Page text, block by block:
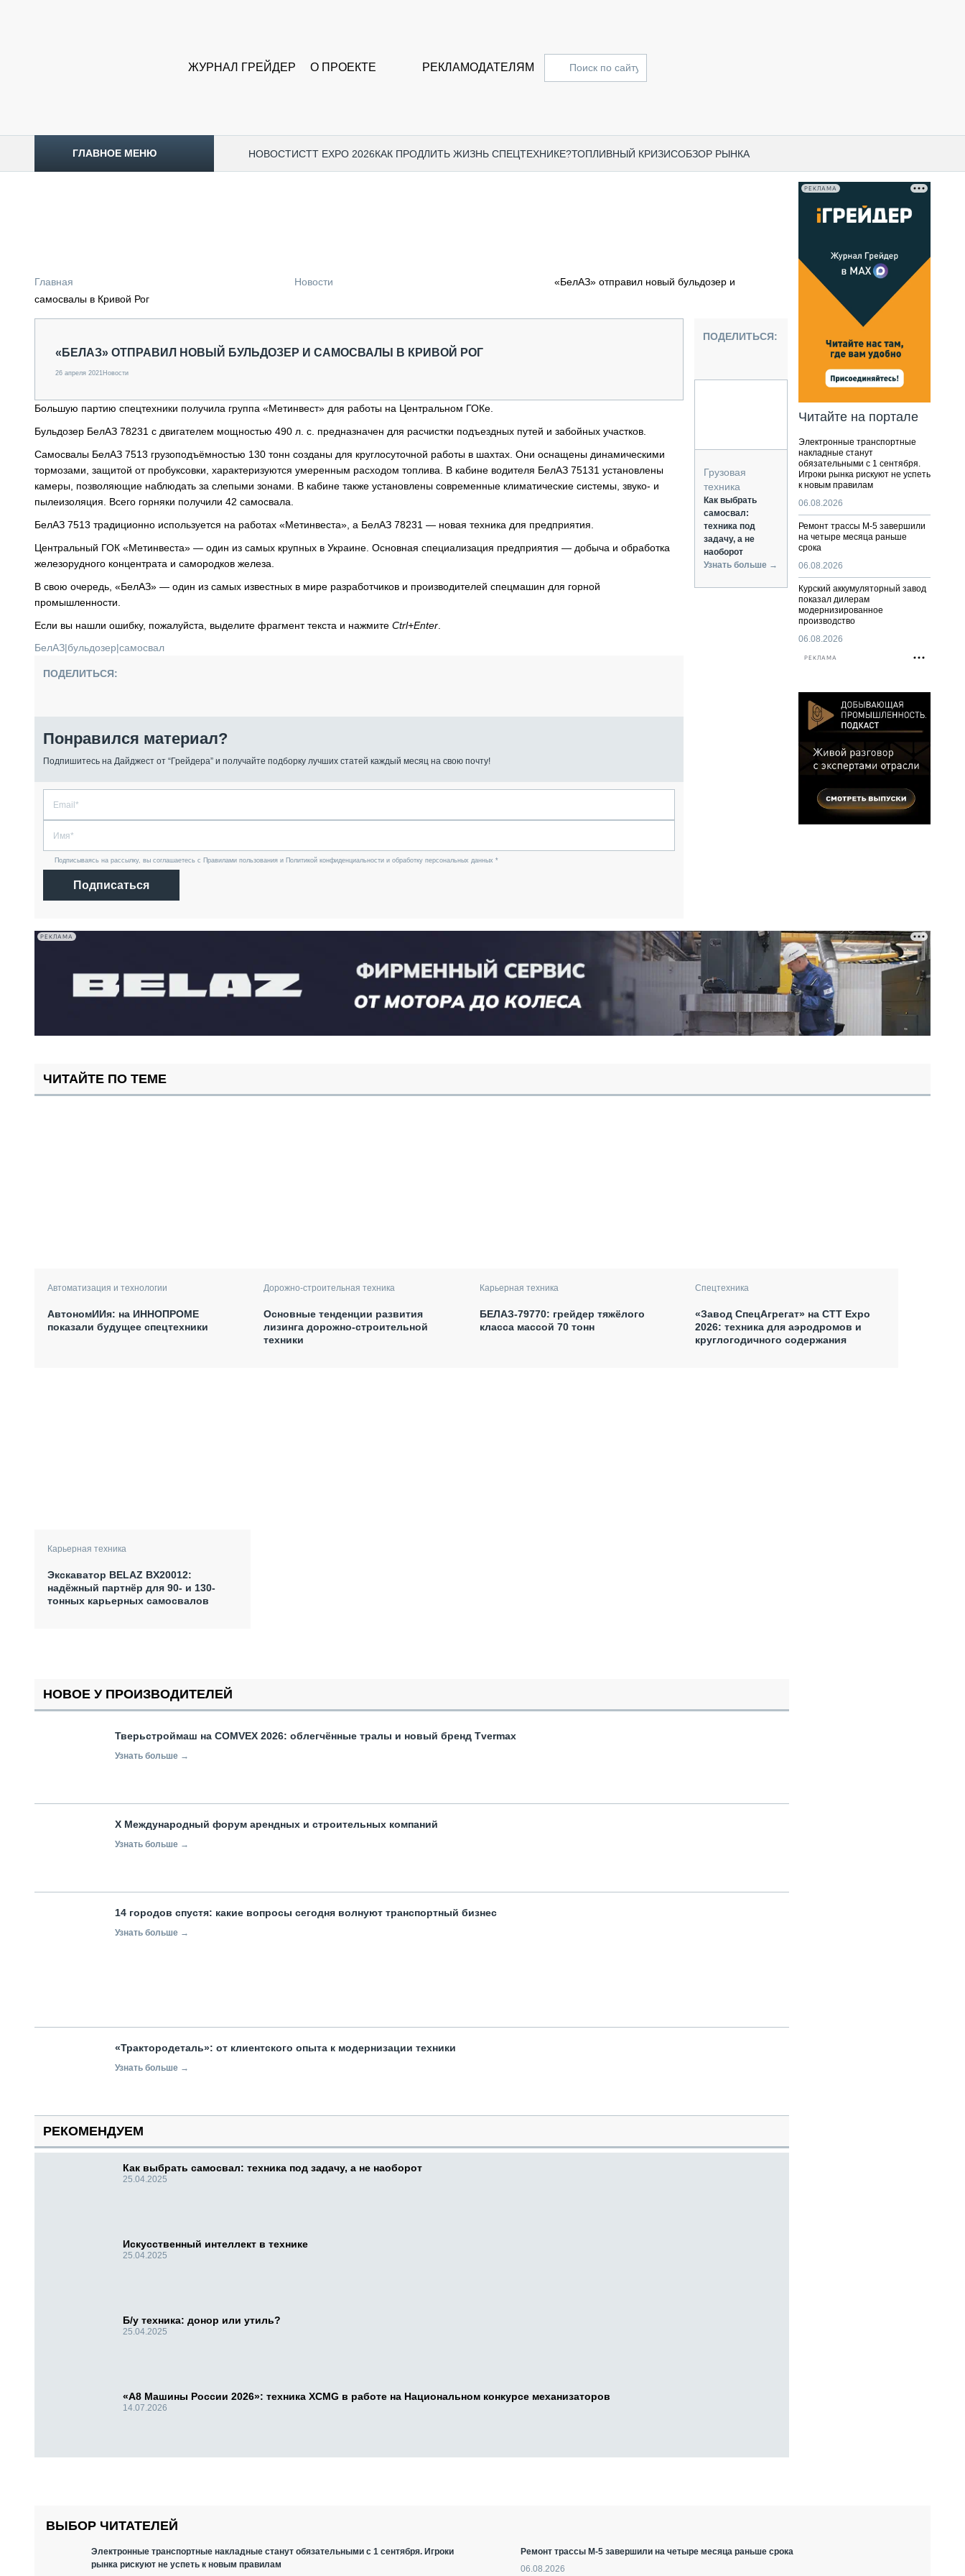
ЖУРНАЛ ГРЕЙДЕР О ПРОЕКТЕ РЕКЛАМОДАТЕЛЯМ
ГЛАВНОЕ МЕНЮ НОВОСТИCTT EXPO 2026КАК ПРОДЛИТЬ ЖИЗНЬ СПЕЦТЕХНИКЕ?ТОПЛИВНЫЙ КРИЗИСОБЗОР РЫНКА
ОБЗОР РЫНКА
ГРУЗОПЕРЕВОЗКИ
ИСПЫТАТЕЛИ
ТЕХНОЛОГИИ
ДОРОЖНАЯ ИНДУСТРИЯ
БЛИЖАЙШИЕ МЕРОПРИЯТИЯ
ПОДЪЁМНАЯ ТЕХНИКА
ПАССАЖИРСКИЙ ТРАНСПОРТ
Главная Новости
«БелАЗ» отправил новый бульдозер и
самосвалы в Кривой Рог
«БЕЛАЗ» ОТПРАВИЛ НОВЫЙ БУЛЬДОЗЕР И САМОСВАЛЫ В КРИВОЙ РОГ
26 апреля 2021Новости
Большую партию спецтехники получила группа «Метинвест» для работы на Центральном ГОКе.
Бульдозер БелАЗ 78231 с двигателем мощностью 490 л. с. предназначен для расчистки подъездных путей и забойных участков.
Самосвалы БелАЗ 7513 грузоподъёмностью 130 тонн созданы для круглосуточной работы в шахтах. Они оснащены динамическими
тормозами, защитой от пробуксовки, характеризуются умеренным расходом топлива. В кабине водителя БелАЗ 75131 установлены
камеры, позволяющие наблюдать за слепыми зонами. В кабине также установлены современные климатические системы, звуко- и
пылеизоляция. Всего горняки получили 42 самосвала.
БелАЗ 7513 традиционно используется на работах «Метинвеста», а БелАЗ 78231 — новая техника для предприятия.
Центральный ГОК «Метинвеста» — один из самых крупных в Украине. Основная специализация предприятия — добыча и обработка
железорудного концентрата и самородков железа.
В свою очередь, «БелАЗ» — один из самых известных в мире разработчиков и производителей спецмашин для горной
промышленности.
Если вы нашли ошибку, пожалуйста, выделите фрагмент текста и нажмите Ctrl+Enter
БелАЗ|бульдозер|самосвал
ПОДЕЛИТЬСЯ:
Понравился материал?
Подпишитесь на Дайджест от “Грейдера” и получайте подборку лучших статей каждый месяц на свою почту!
Подписываясь на рассылку, вы соглашаетесь с Правилами пользования и Политикой конфиденциальности и обработку персональных данных *
Подписаться
ПОДЕЛИТЬСЯ:
Грузовая
техника
Как выбрать
самосвал:
техника под
задачу, а не
наоборот
Узнать больше →
РЕКЛАМА
Читайте на портале
Электронные транспортные
накладные станут
обязательными с 1 сентября.
Игроки рынка рискуют не успеть
к новым правилам
06.08.2026
Ремонт трассы М-5 завершили
на четыре месяца раньше
срока
06.08.2026
Курский аккумуляторный завод
показал дилерам
модернизированное
производство
06.08.2026
РЕКЛАМА
РЕКЛАМА
ЧИТАЙТЕ ПО ТЕМЕ
Автоматизация и технологии
АвтономИИя: на ИННОПРОМЕ
показали будущее спецтехники
Дорожно-строительная техника
Основные тенденции развития
лизинга дорожно-строительной
техники
Карьерная техника
БЕЛАЗ-79770: грейдер тяжёлого
класса массой 70 тонн
Спецтехника
«Завод СпецАгрегат» на СТТ Expo
2026: техника для аэродромов и
круглогодичного содержания
Карьерная техника
Экскаватор BELAZ BX20012:
надёжный партнёр для 90- и 130-
тонных карьерных самосвалов
НОВОЕ У ПРОИЗВОДИТЕЛЕЙ
Тверьстроймаш на COMVEX 2026: облегчённые тралы и новый бренд Tvermax
Узнать больше →
X Международный форум арендных и строительных компаний
Узнать больше →
14 городов спустя: какие вопросы сегодня волнуют транспортный бизнес
Узнать больше →
«Трактородеталь»: от клиентского опыта к модернизации техники
Узнать больше →
РЕКОМЕНДУЕМ
Как выбрать самосвал: техника под задачу, а не наоборот
25.04.2025
Искусственный интеллект в технике
25.04.2025
Б/у техника: донор или утиль?
25.04.2025
«А8 Машины России 2026»: техника XCMG в работе на Национальном конкурсе механизаторов
14.07.2026
ВЫБОР ЧИТАТЕЛЕЙ
Электронные транспортные накладные станут обязательными с 1 сентября. Игроки
рынка рискуют не успеть к новым правилам
Ремонт трассы М-5 завершили на четыре месяца раньше срока
06.08.2026